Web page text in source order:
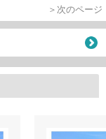
＞次のページ